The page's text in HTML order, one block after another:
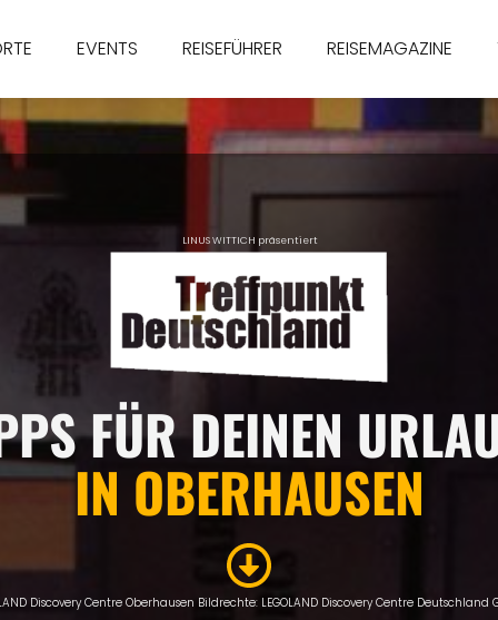
EVENTS REISEFÜHRER REISEMAGAZINE
LINUS WITTICH präsentiert
FÜR DEINEN
IN OBERHAUSEN
Discovery Centre Oberhausen Bildrechte: LEGOLAND Discovery Centre Deutschland